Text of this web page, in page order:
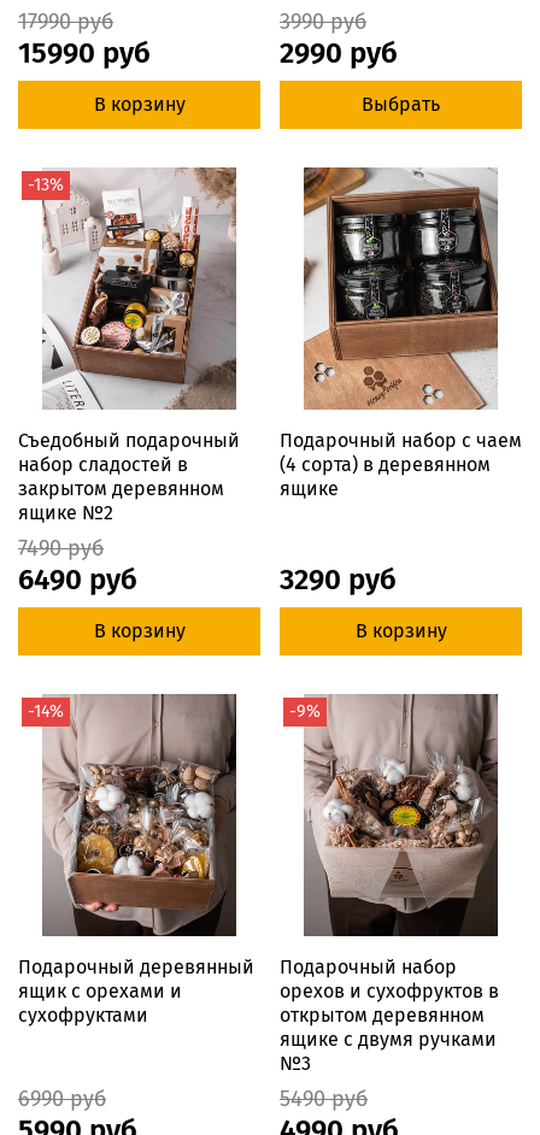
17990 руб
15990 руб
В корзину
3990 руб
2990 руб
Выбрать
-13%
Съедобный подарочный
набор сладостей в
закрытом деревянном
ящике №2
7490 руб
6490 руб
В корзину
Подарочный набор с чаем
(4 сорта) в деревянном
ящике
3290 руб
В корзину
-14%
Подарочный деревянный
ящик с орехами и
сухофруктами
6990 руб
-9%
Подарочный набор
орехов и сухофруктов в
открытом деревянном
ящике с двумя ручками
№3
5490 руб